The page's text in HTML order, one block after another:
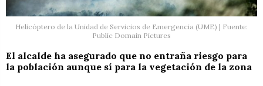
Helicóptero de la Unidad de Servicios de Emergencia (UME) | Fuente:
Public Domain Pictures
El alcalde ha asegurado que no entraña riesgo para
la población aunque sí para la vegetación de la zona